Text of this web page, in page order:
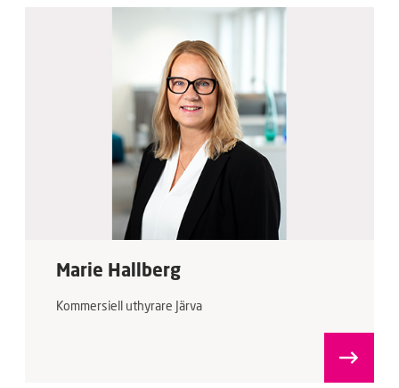
Marie Hallberg
Kommersiell uthyrare Järva